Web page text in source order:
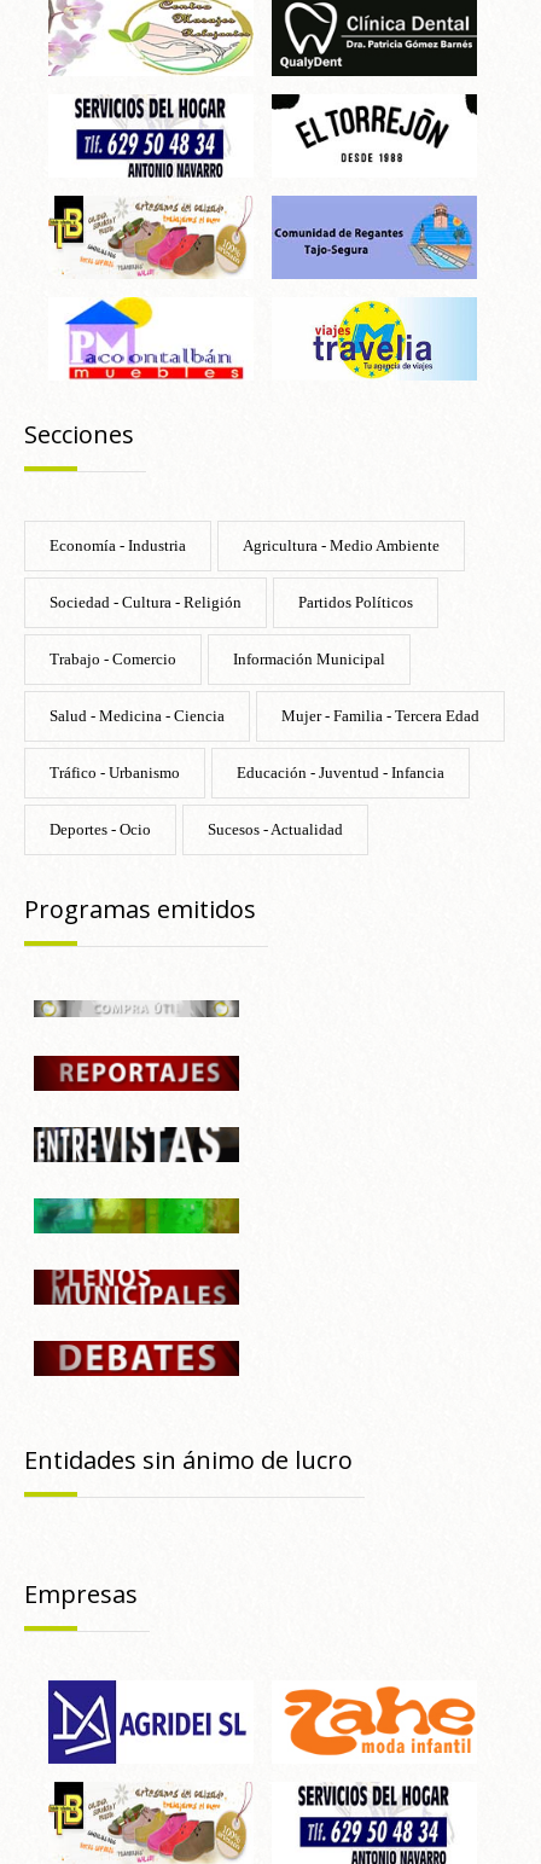
Secciones
Economía - Industria Agricultura - Medio Ambiente
Sociedad - Cultura - Religión Partidos Políticos
Trabajo - Comercio Información Municipal
Salud - Medicina - Ciencia Mujer - Familia - Tercera Edad
Tráfico - Urbanismo Educación - Juventud - Infancia
Deportes - Ocio Sucesos - Actualidad
Programas emitidos
Entidades sin ánimo de lucro
Empresas